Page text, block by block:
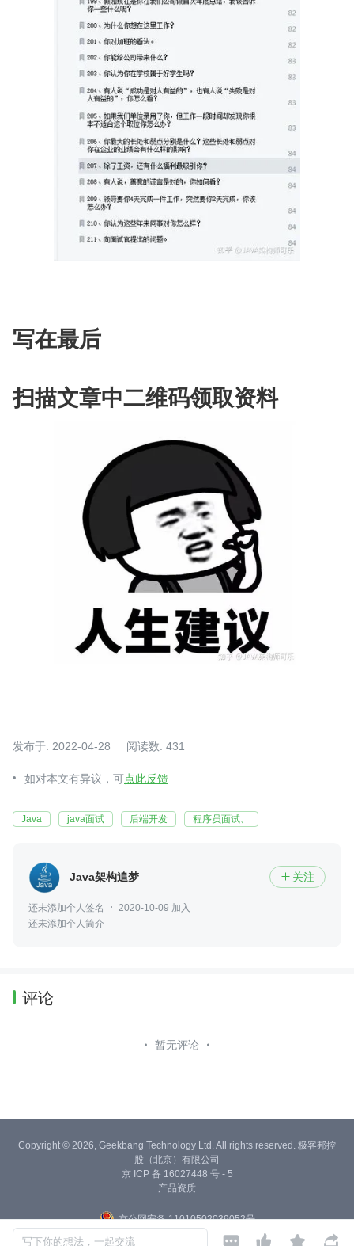
写在最后
扫描文章中二维码领取资料
发布于: 2022-04-28 阅读数: 431
如对本文有异议，可点此反馈
Java java面试 后端开发 程序员面试、
Java架构追梦  关注
还未添加个人签名
2020-10-09 加入
还未添加个人简介
评论
暂无评论
写下你的想法，一起交流    
Copyright © 2026, Geekbang Technology Ltd. All rights reserved. 极客邦控
股（北京）有限公司
京 ICP 备 16027448 号 - 5
产品资质
京公网安备 11010502039052号